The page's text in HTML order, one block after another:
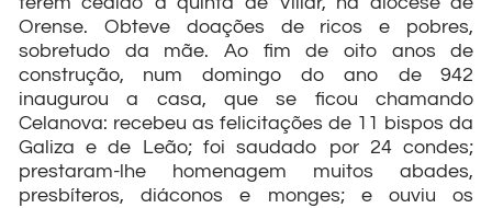
Orense. Obteve doações de ricos e pobres,
sobretudo da mãe. Ao fim de oito anos de
construção, num domingo do ano de 942
inaugurou a casa, que se ficou chamando
Celanova: recebeu as felicitações de 11 bispos da
Galiza e de Leão; foi saudado por 24 condes;
prestaram-lhe homenagem muitos abades,
presbíteros, diáconos e monges; e ouviu os